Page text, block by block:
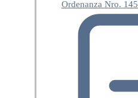
Ordenanza Nro. 145